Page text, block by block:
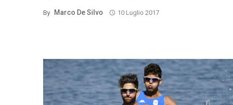
By Marco De Silvo 10 Luglio 2017